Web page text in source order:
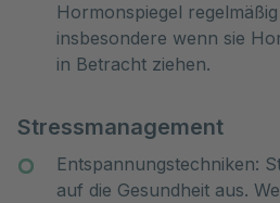
Hormonspiegel
insbesondere wenn sie
in Betracht ziehen.
Stressmanagement
Entspannungstechniken:
auf die Gesundheit aus.